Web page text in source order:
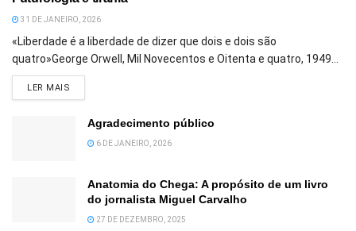
31 DE JANEIRO, 2026
«Liberdade é a liberdade de dizer que dois e dois são
quatro»George Orwell, Mil Novecentos e Oitenta e quatro, 1949...
LER MAIS
Agradecimento público
6 DE JANEIRO, 2026
Anatomia do Chega: A propósito de um livro
do jornalista Miguel Carvalho
27 DE DEZEMBRO, 2025